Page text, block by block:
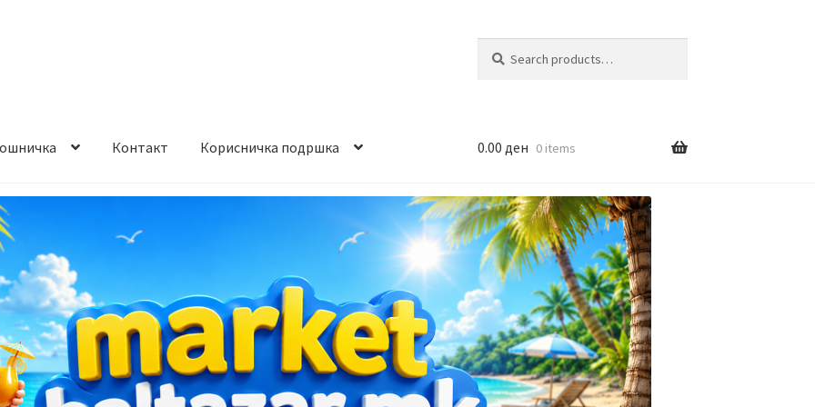
for:
Контакт Корисничка подршка
и начин на плаќање
на производ Услови за користење
0.00 ден 0 items